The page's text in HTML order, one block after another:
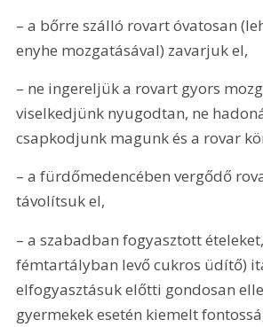
– a bőrre szálló rovart óvatosan
enyhe mozgatásával) zavarjuk el,
– ne ingereljük a rovart gyors
viselkedjünk nyugodtan, ne
csapkodjunk magunk és a rovar
– a fürdőmedencében vergődő
távolítsuk el,
– a szabadban fogyasztott
fémtartályban levő cukros üdítő)
elfogyasztásuk előtti gondosan
gyermekek esetén kiemelt